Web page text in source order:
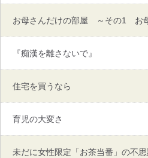
お母さんだけの部屋 ～その1 お
『痴漢を離さないで』
住宅を買うなら
育児の大変さ
未だに女性限定「お茶当番」の不思